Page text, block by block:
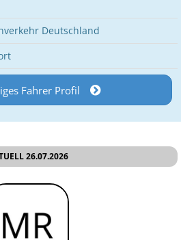
Deutschland
Fahrer Profil
26.07.2026